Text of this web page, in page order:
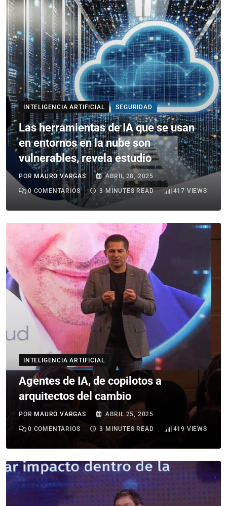
INTELIGENCIA ARTIFICIAL SEGURIDAD
Las herramientas de IA que se usan
en entornos en la nube son
vulnerables, revela estudio
PORMAURO VARGAS ABRIL 28, 2025
0 COMENTARIOS 3 MINUTES READ 417 VIEWS
INTELIGENCIA ARTIFICIAL
Agentes de IA, de copilotos a
arquitectos del cambio
PORMAURO VARGAS ABRIL 25, 2025
0 COMENTARIOS 3 MINUTES READ 419 VIEWS